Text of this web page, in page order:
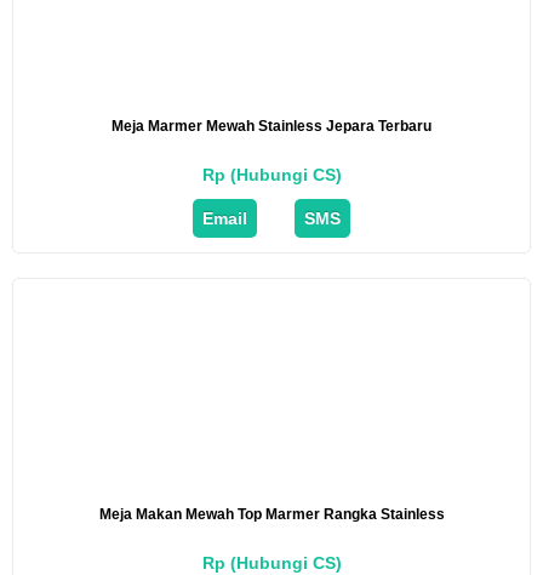
Meja Marmer Mewah Stainless Jepara Terbaru
Rp (Hubungi CS)
Email SMS
Meja Makan Mewah Top Marmer Rangka Stainless
Rp (Hubungi CS)